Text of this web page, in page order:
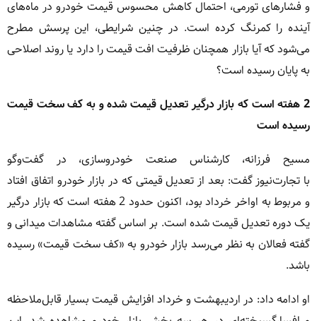
و فشارهای تورمی، احتمال کاهش محسوس قیمت خودرو در ماه‌های
آینده را کمرنگ کرده است. در چنین شرایطی، این پرسش مطرح
می‌شود که آیا بازار همچنان ظرفیت افت قیمت را دارد یا روند اصلاحی
به پایان رسیده است؟
2 هفته است که بازار درگیر تعدیل قیمت شده و به کف سخت قیمت
رسیده است
مسیح فرزانه، کارشناس صنعت خودروسازی، در گفت‌و‌گو
با تجارت‌نیوز گفت: بعد از تعدیل قیمتی که در بازار خودرو اتفاق افتاد
و مربوط به اواخر خرداد بود، اکنون حدود 2 هفته است که بازار درگیر
یک دوره تعدیل قیمت شده است. بر اساس گفته مشاهدات میدانی و
گفته فعالان به نظر می‌رسد بازار خودرو به «کف سخت قیمت» رسیده‌
باشد.
او ادامه داد: در اردیبهشت و خرداد افزایش قیمت بسیار قابل‌ملاحظه